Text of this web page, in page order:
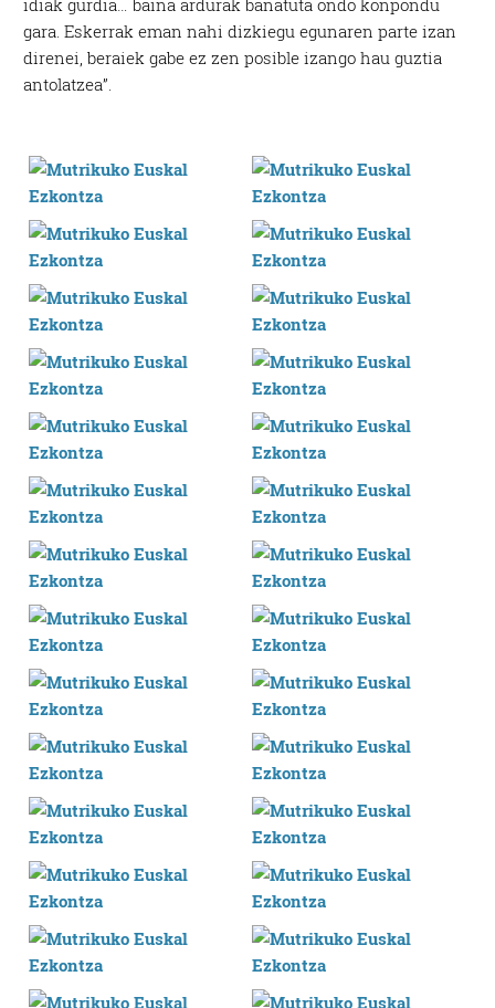
idiak gurdia… baina ardurak banatuta ondo konpondu
gara. Eskerrak eman nahi dizkiegu egunaren parte izan
direnei, beraiek gabe ez zen posible izango hau guztia
antolatzea”.